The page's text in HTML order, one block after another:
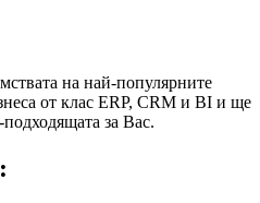
на най-популярните
от клас ERP, CRM и BI и ще
за Вас.